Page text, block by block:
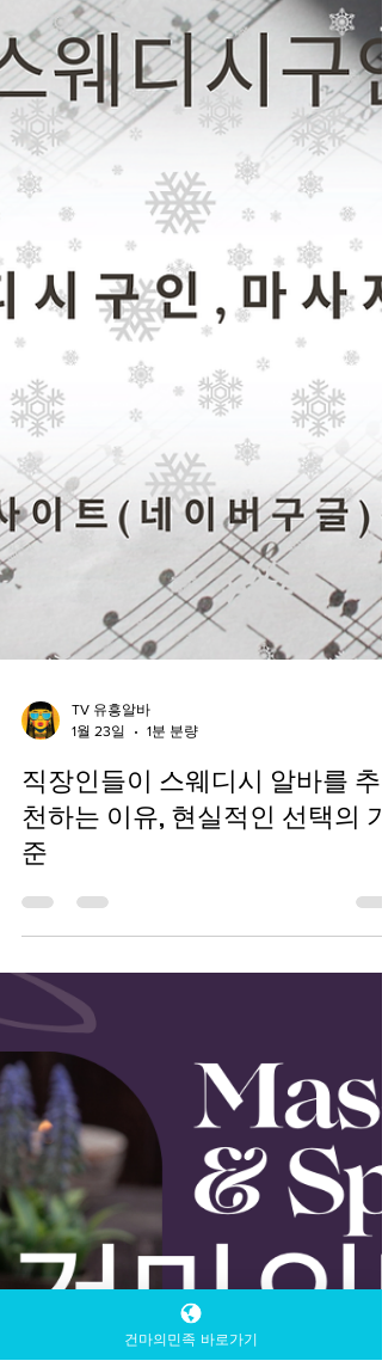
1월 23일
천하는 이유, 현실적인 선택의 기
준
건마의민족 바로가기